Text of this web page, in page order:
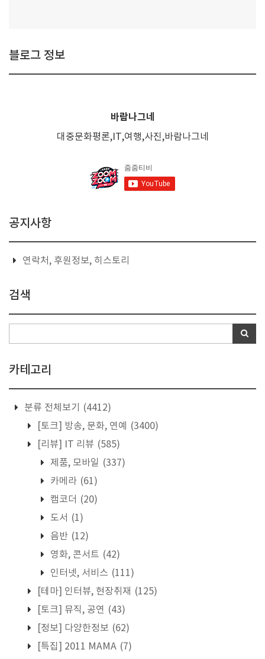
블로그 정보
바람나그네
대중문화평론,IT,여행,사진,바람나그네
공지사항
연락처, 후원정보, 히스토리
검색
카테고리
분류 전체보기
(4412)
[토크] 방송, 문화, 연예
(3400)
[리뷰] IT 리뷰 (585)
제품, 모바일 (337)
카메라 (61)
캠코더 (20)
도서 (1)
음반 (12)
영화, 콘서트 (42)
인터넷, 서비스 (111)
[테마] 인터뷰, 현장취재 (125)
[토크] 뮤직, 공연 (43)
[정보] 다양한정보 (62)
[특집] 2011 MAMA (7)